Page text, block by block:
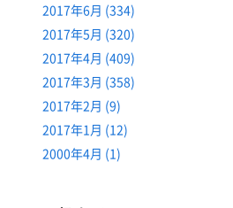
2017年6月 (334)
2017年5月 (320)
2017年4月 (409)
2017年3月 (358)
2017年2月 (9)
2017年1月 (12)
2000年4月 (1)